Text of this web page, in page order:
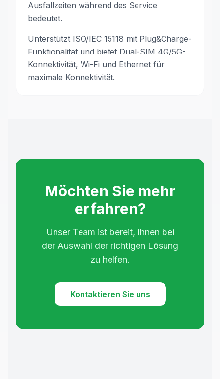
Ausfallzeiten während des Service
bedeutet.
Unterstützt ISO/IEC 15118 mit Plug&Charge-
Funktionalität und bietet Dual-SIM 4G/5G-
Konnektivität, Wi-Fi und Ethernet für
maximale Konnektivität.
Möchten Sie mehr
erfahren?
Unser Team ist bereit, Ihnen bei
der Auswahl der richtigen Lösung
zu helfen.
Kontaktieren Sie uns